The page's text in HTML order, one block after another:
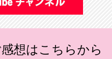
想はこちらから